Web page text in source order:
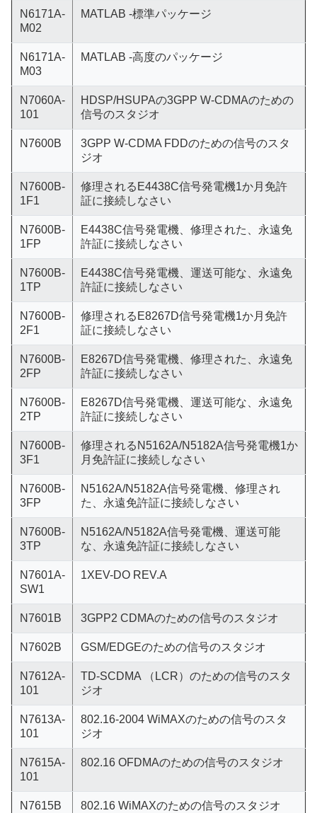
N6171A-
M02
MATLAB -標準パッケージ
N6171A-
M03
MATLAB -高度のパッケージ
N7060A-
101
HDSP/HSUPAの3GPP W-CDMAのための
信号のスタジオ
N7600B
3GPP W-CDMA FDDのための信号のスタ
ジオ
N7600B-
1F1
修理されるE4438C信号発電機1か月免許
証に接続しなさい
N7600B-
1FP
E4438C信号発電機、修理された、永遠免
許証に接続しなさい
N7600B-
1TP
E4438C信号発電機、運送可能な、永遠免
許証に接続しなさい
N7600B-
2F1
修理されるE8267D信号発電機1か月免許
証に接続しなさい
N7600B-
2FP
E8267D信号発電機、修理された、永遠免
許証に接続しなさい
N7600B-
2TP
E8267D信号発電機、運送可能な、永遠免
許証に接続しなさい
N7600B-
3F1
修理されるN5162A/N5182A信号発電機1か
月免許証に接続しなさい
N7600B-
3FP
N5162A/N5182A信号発電機、修理され
た、永遠免許証に接続しなさい
N7600B-
3TP
N5162A/N5182A信号発電機、運送可能
な、永遠免許証に接続しなさい
N7601A-
SW1
1XEV-DO REV.A
N7601B 3GPP2 CDMAのための信号のスタジオ
N7602B GSM/EDGEのための信号のスタジオ
N7612A-
101
TD-SCDMA （LCR）のための信号のスタ
ジオ
N7613A-
101
802.16-2004 WiMAXのための信号のスタ
ジオ
N7615A-
101
802.16 OFDMAのための信号のスタジオ
N7615B 802.16 WiMAXのための信号のスタジオ